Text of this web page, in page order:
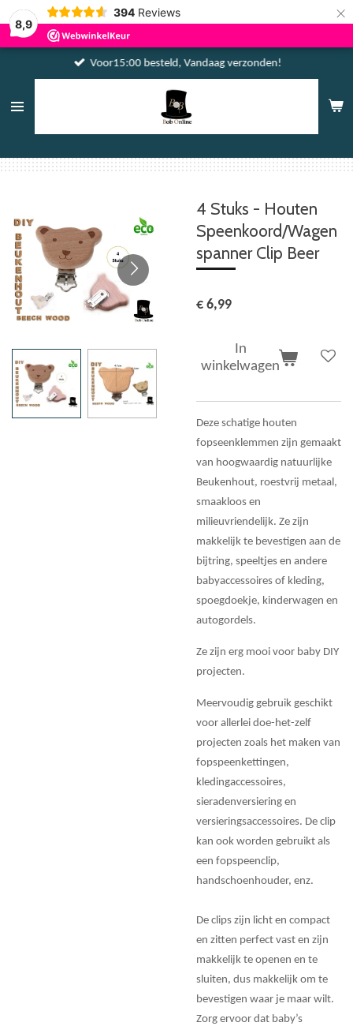
8,9
394 Reviews ×
Voor15:00 besteld, Vandaag verzonden!
4 Stuks - Houten
Speenkoord/Wagen
spanner Clip Beer
€ 6,99
In
winkelwagen
Deze schatige houten
fopseenklemmen zijn gemaakt
van hoogwaardig natuurlijke
Beukenhout, roestvrij metaal,
smaakloos en
milieuvriendelijk. Ze zijn
makkelijk te bevestigen aan de
bijtring, speeltjes en andere
babyaccessoires of kleding,
spoegdoekje, kinderwagen en
autogordels.
Ze zijn erg mooi voor baby DIY
projecten.
Meervoudig gebruik geschikt
voor allerlei doe-het-zelf
projecten zoals het maken van
fopspeenkettingen,
kledingaccessoires,
sieradenversiering en
versieringsaccessoires. De clip
kan ook worden gebruikt als
een fopspeenclip,
handschoenhouder, enz.
De clips zijn licht en compact
en zitten perfect vast en zijn
makkelijk te openen en te
sluiten, dus makkelijk om te
bevestigen waar je maar wilt.
Zorg ervoor dat baby’s